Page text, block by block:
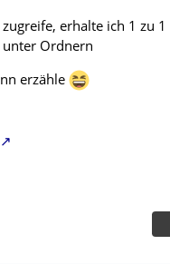
erhalte ich 1 zu 1
unter Ordnern
erzähle